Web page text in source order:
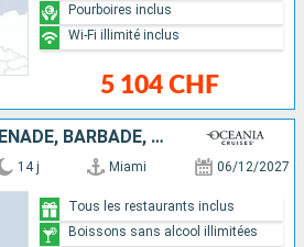
5 104 CHF
Pourboires inclus
Wi-Fi illimité inclus
ARUBA, BONAIRE, GRENADE, BARBADE, SAINTE-LUCIE, GUADELOUPE, SAINT VINCENT-ET-LES-GRENADINES, ÉTATS-UNIS
14 j Miami 06/12/2027
Tous les restaurants inclus
Boissons sans alcool illimitées